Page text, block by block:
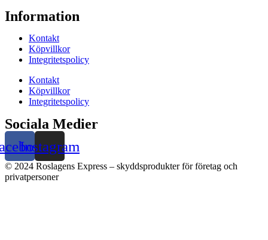
Information
Kontakt
Köpvillkor
Integritetspolicy
Kontakt
Köpvillkor
Integritetspolicy
Sociala Medier
Instagram
© 2024 Roslagens Express – skyddsprodukter för företag och
privatpersoner